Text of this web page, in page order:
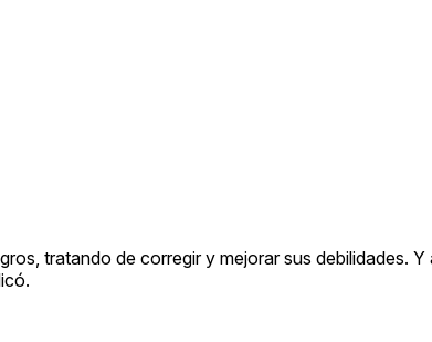
tratando de corregir y mejorar sus debilidades.